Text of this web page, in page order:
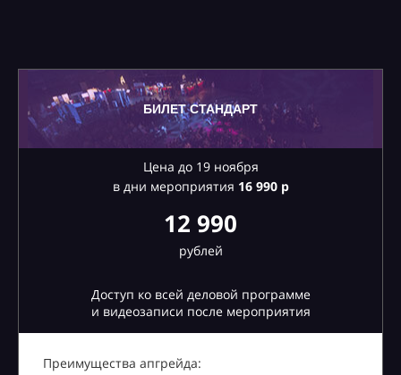
БИЛЕТ СТАНДАРТ
Цена до 19 ноября
в дни мероприятия 16990 р
12 990
рублей
Доступ ко всей деловой программе
и видеозаписи после мероприятия
Преимущества апгрейда: